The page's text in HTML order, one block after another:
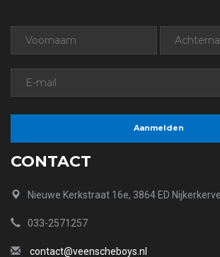
CONTACT
Nieuwe Kerkstraat 16e, 3864 ED
033-2571257
contact@veenscheboys.nl